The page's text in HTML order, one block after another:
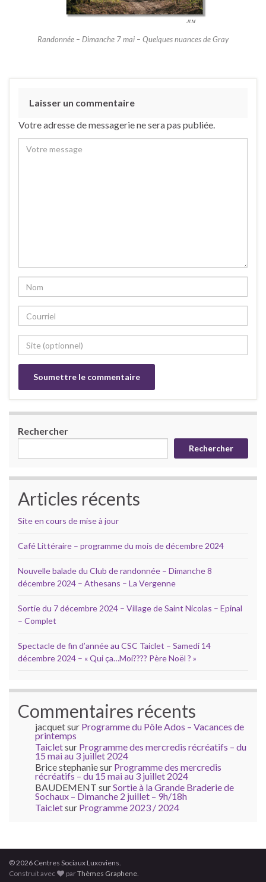
Randonnée – Dimanche 7 mai – Quelques nuances de Gray
Laisser un commentaire
Votre adresse de messagerie ne sera pas publiée.
Rechercher
Rechercher
Articles récents
Site en cours de mise à jour
Café Littéraire – programme du mois de décembre 2024
Nouvelle balade du Club de randonnée – Dimanche 8
décembre 2024 – Athesans – La Vergenne
Sortie du 7 décembre 2024 – Village de Saint Nicolas – Epinal
– Complet
Spectacle de fin d’année au CSC Taiclet – Samedi 14
décembre 2024 – « Qui ça…Moi???? Père Noël ? »
Commentaires récents
jacquetsur Programme du Pôle Ados – Vacances de
printemps
Taicletsur Programme des mercredis récréatifs – du
15 mai au 3 juillet 2024
Brice stephaniesur Programme des mercredis
récréatifs – du 15 mai au 3 juillet 2024
BAUDEMENT surSortie à la Grande Braderie de
Sochaux – Dimanche 2 juillet – 9h/18h
Taicletsur Programme 2023 / 2024
© 2026 Centres Sociaux Luxoviens.
Construit avec
parThèmes Graphene.